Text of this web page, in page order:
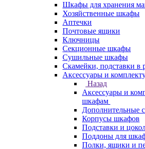
Шкафы для хранения
Хозяйственные шкафы
Аптечки
Почтовые ящики
Ключницы
Секционные шкафы
Сушильные шкафы
Скамейки, подставки в
Аксессуары и
Назад
Аксессуары и
шкафам
Дополнительные
Корпусы шкафов
Подставки и
Поддоны для
Полки, ящики и